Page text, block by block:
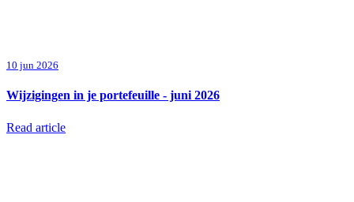
10 jun 2026
Wijzigingen in je portefeuille - juni 2026
Read article